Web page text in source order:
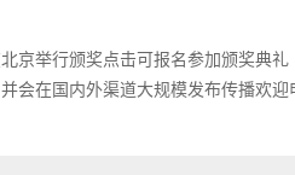
京举行颁奖点击可报名参加颁奖典
会在国内外渠道大规模发布传播欢迎